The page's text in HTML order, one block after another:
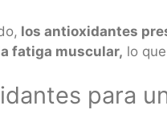
los antioxidantes
fatiga muscular, lo
para